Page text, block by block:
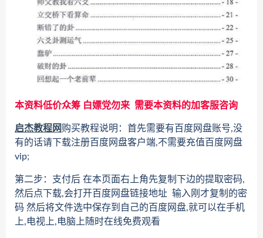
本资料低价众筹 白嫖党勿来 需要本资料的加客服咨询
启杰教程网购买教程说明：首先需要有百度网盘账号,没
有的话请下载注册百度网盘客户端,不需要充值百度网盘
vip;
第二步：支付后 在本页面右上角先复制下边的提取密码,
然后点下载,会打开百度网盘链接地址 输入刚才复制的密
码 然后将文件选中保存到自己的百度网盘,就可以在手机
上,电视上,电脑上随时在线免费观看